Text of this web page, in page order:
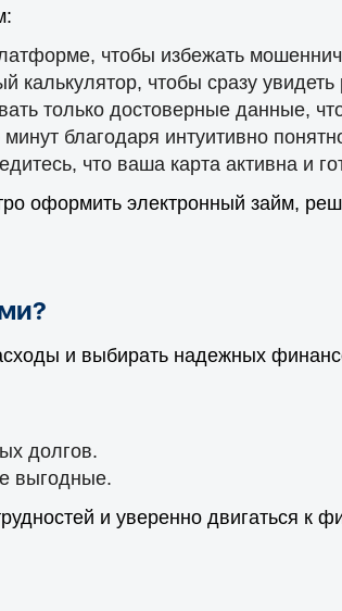
чтобы избежать
чтобы сразу
только достоверные данные,
благодаря интуитивно
что ваша карта активна и
оформить электронный займ,
и выбирать надежных
долгов.
выгодные.
и уверенно двигаться к